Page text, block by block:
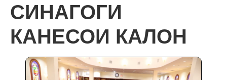
СИНАГОГИ
КАНЕСОИ КАЛОН